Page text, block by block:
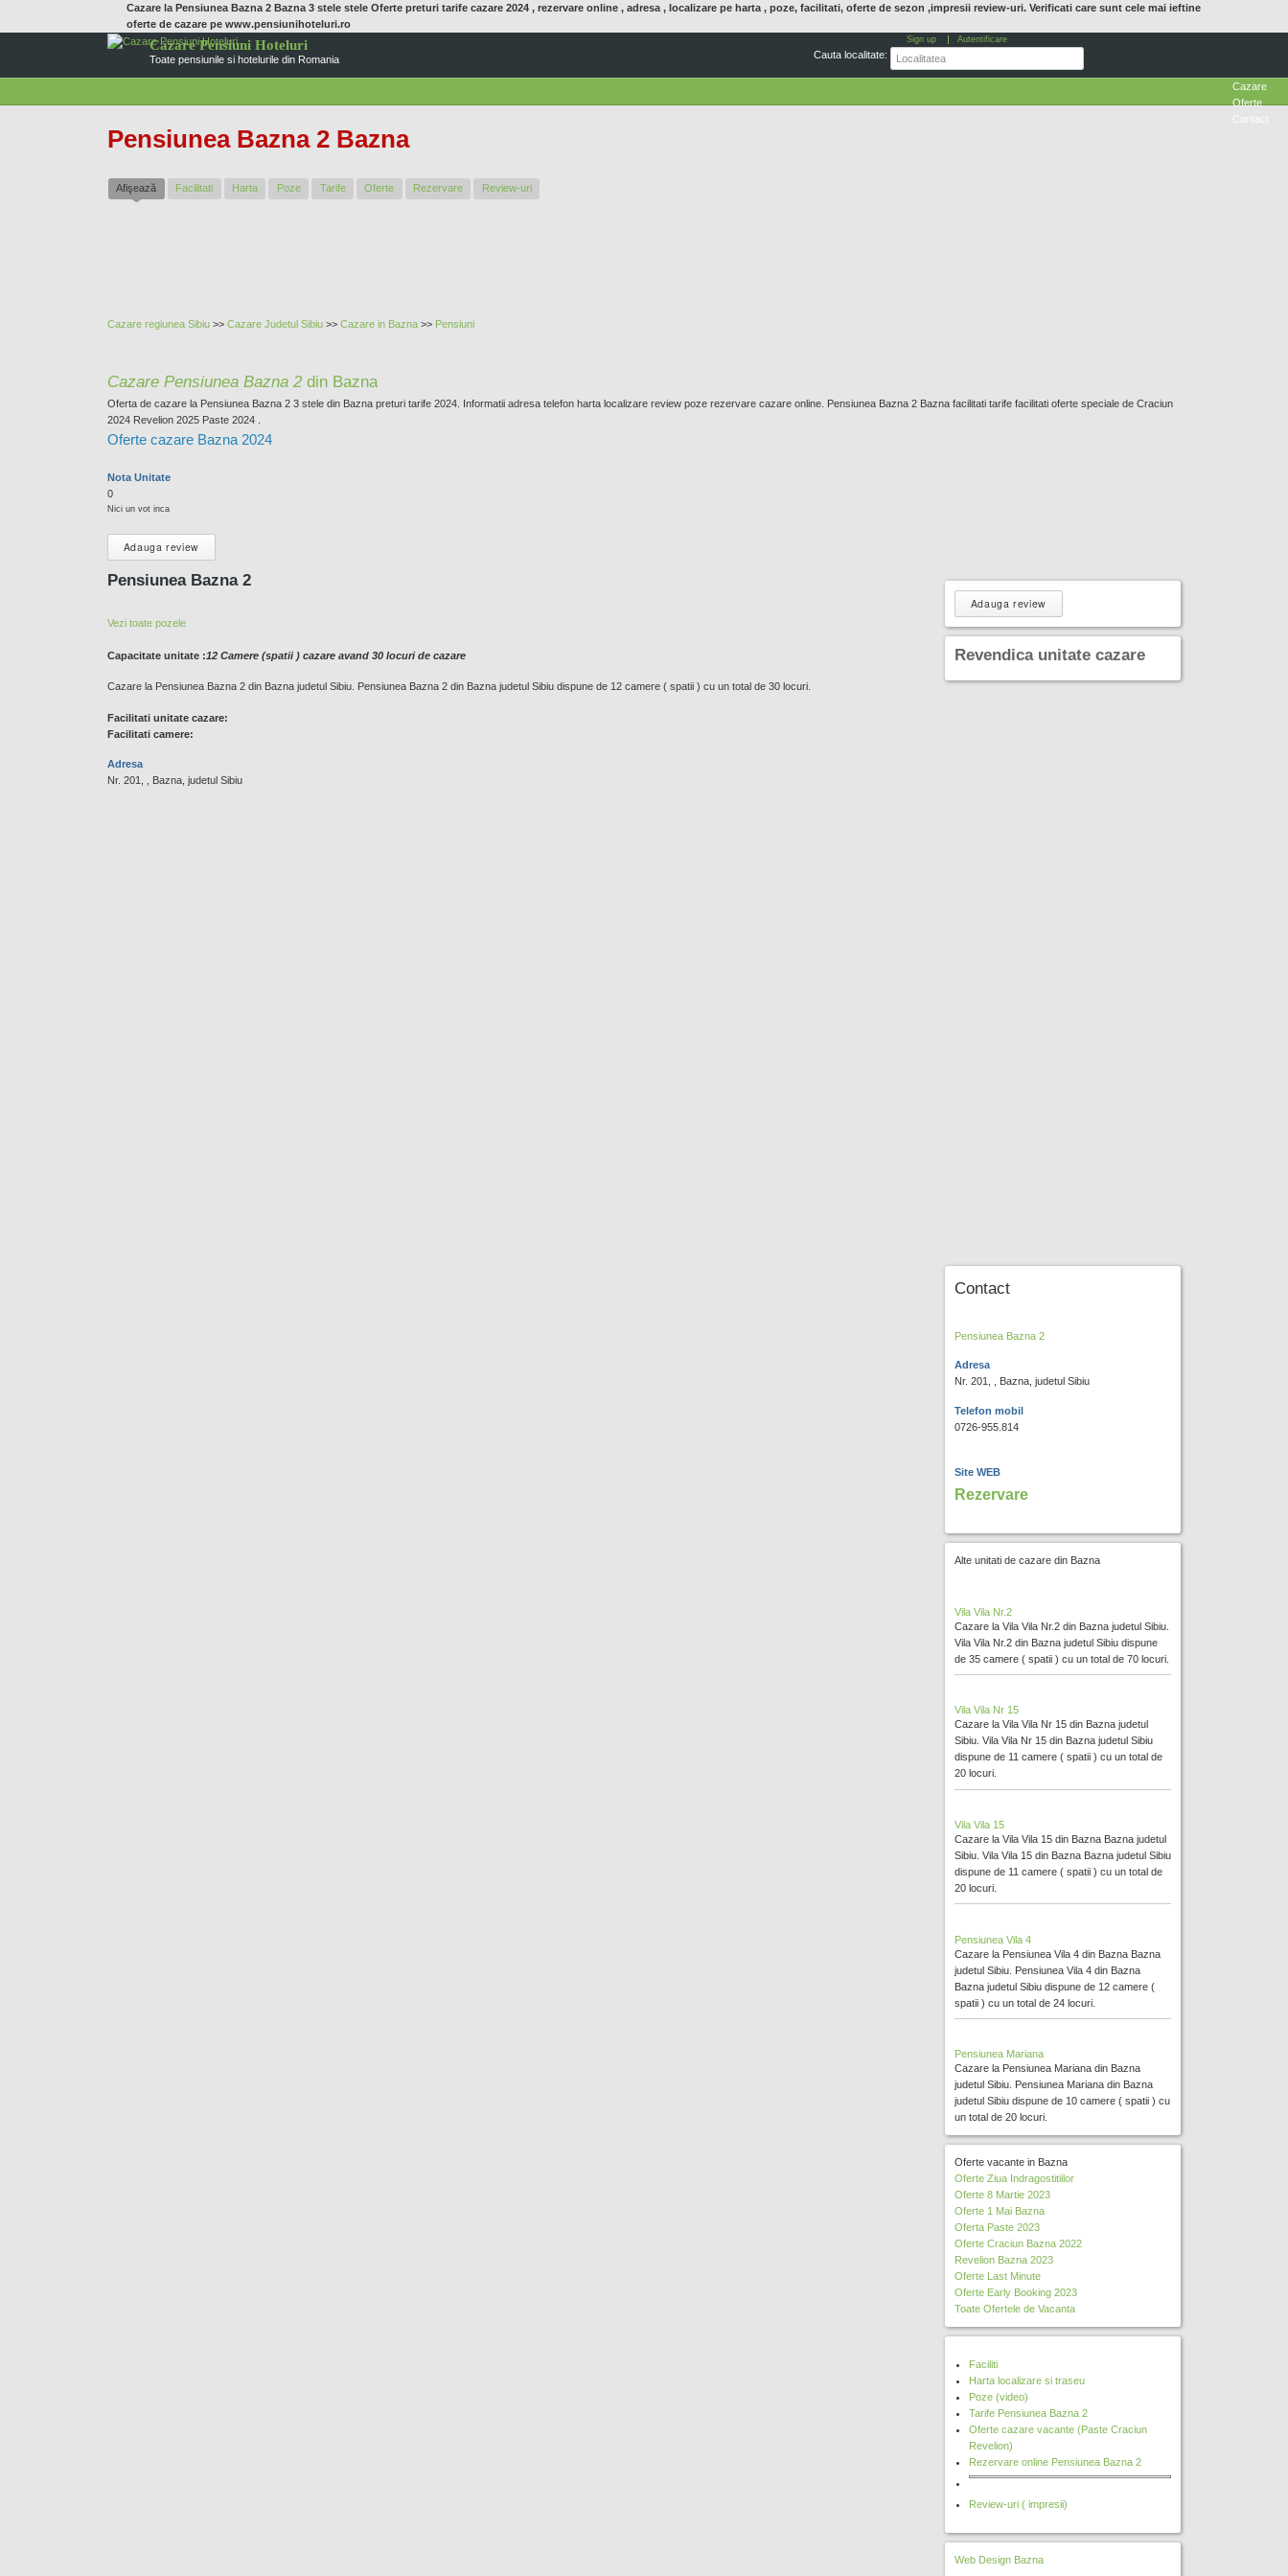
Mergi
Cazare la Pensiunea Bazna 2 Bazna 3 stele stele Oferte preturi tarife cazare 2024 , rezervare online , adresa , localizare pe harta , poze, facilitati, oferte de sezon ,impresii review-uri. Verificati care sunt cele mai ieftine
oferte de cazare pe www.pensiunihoteluri.ro
Cazare Pensiuni Hoteluri
Toate pensiunile si hotelurile din Romania
Sign up Autentificare
Cauta localitate:
Cazare
Oferte
Contact
Pensiunea Bazna 2 Bazna
Afişează (tab activ)
Facilitati Harta Poze Tarife Oferte Rezervare Review-uri
Cazare regiunea Sibiu >> Cazare Judetul Sibiu >> Cazare in Bazna >> Pensiuni
Cazare Pensiunea Bazna 2 din Bazna
Oferta de cazare la Pensiunea Bazna 2 3 stele din Bazna preturi tarife 2024. Informatii adresa telefon harta localizare review poze rezervare cazare online. Pensiunea Bazna 2 Bazna facilitati tarife facilitati oferte speciale de Craciun
2024 Revelion 2025 Paste 2024 .
Oferte cazare Bazna 2024
Nota Unitate
0
Nici un vot inca
Adauga review
Pensiunea Bazna 2
Vezi toate pozele
Capacitate unitate :12 Camere (spatii ) cazare avand 30 locuri de cazare
Cazare la Pensiunea Bazna 2 din Bazna judetul Sibiu. Pensiunea Bazna 2 din Bazna judetul Sibiu dispune de 12 camere ( spatii ) cu un total de 30 locuri.
Facilitati unitate cazare:
Facilitati camere:
Adresa
Nr. 201, , Bazna, judetul Sibiu
Adauga review
Revendica unitate cazare
Contact
Pensiunea Bazna 2
Adresa
Nr. 201, , Bazna, judetul Sibiu
Telefon mobil
0726-955.814
Site WEB
Rezervare
Alte unitati de cazare din Bazna
Vila Vila Nr.2
Cazare la Vila Vila Nr.2 din Bazna judetul Sibiu.
Vila Vila Nr.2 din Bazna judetul Sibiu dispune
de 35 camere ( spatii ) cu un total de 70 locuri.
Vila Vila Nr 15
Cazare la Vila Vila Nr 15 din Bazna judetul
Sibiu. Vila Vila Nr 15 din Bazna judetul Sibiu
dispune de 11 camere ( spatii ) cu un total de
20 locuri.
Vila Vila 15
Cazare la Vila Vila 15 din Bazna Bazna judetul
Sibiu. Vila Vila 15 din Bazna Bazna judetul Sibiu
dispune de 11 camere ( spatii ) cu un total de
20 locuri.
Pensiunea Vila 4
Cazare la Pensiunea Vila 4 din Bazna Bazna
judetul Sibiu. Pensiunea Vila 4 din Bazna
Bazna judetul Sibiu dispune de 12 camere (
spatii ) cu un total de 24 locuri.
Pensiunea Mariana
Cazare la Pensiunea Mariana din Bazna
judetul Sibiu. Pensiunea Mariana din Bazna
judetul Sibiu dispune de 10 camere ( spatii ) cu
un total de 20 locuri.
Oferte vacante in Bazna
Oferte Ziua Indragostitiilor
Oferte 8 Martie 2023
Oferte 1 Mai Bazna
Oferta Paste 2023
Oferte Craciun Bazna 2022
Revelion Bazna 2023
Oferte Last Minute
Oferte Early Booking 2023
Toate Ofertele de Vacanta
Faciliti
Harta localizare si traseu
Poze (video)
Tarife Pensiunea Bazna 2
Oferte cazare vacante (Paste Craciun
Revelion)
Rezervare online Pensiunea Bazna 2
Review-uri ( impresii)
Web Design Bazna